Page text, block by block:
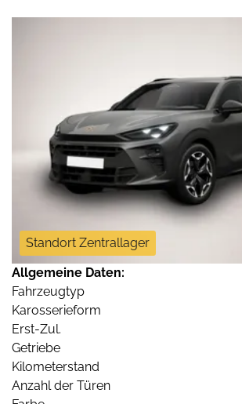
Standort Zentrallager
Allgemeine Daten:
Fahrzeugtyp
Karosserieform
Erst-Zul.
Getriebe
Kilometerstand
Anzahl der Türen